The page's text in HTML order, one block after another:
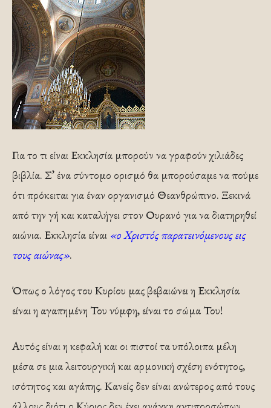
Για το τι είναι Εκκλησία μπορούν να γραφούν χιλιάδες
βιβλία. Σ’ ένα σύντομο ορισμό θα μπορούσαμε να πούμε
ότι πρόκειται για έναν οργανισμό Θεανθρώπινο. Ξεκινά
από την γή και καταλήγει στον Ουρανό για να διατηρηθεί
αιώνια. Εκκλησία είναι «ο Χριστός παρατεινόμενους εις
τους αιώνας».
Όπως ο λόγος του Κυρίου μας βεβαιώνει η Εκκλησία
είναι η αγαπημένη Του νύμφη, είναι το σώμα Του!
Αυτός είναι η κεφαλή και οι πιστοί τα υπόλοιπα μέλη
μέσα σε μια λειτουργική και αρμονική σχέση ενότητος,
ισότητος και αγάπης. Κανείς δεν είναι ανώτερος από τους